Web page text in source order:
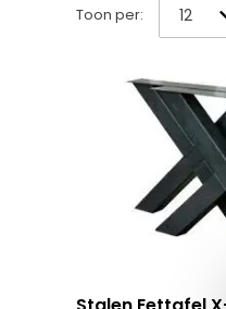
Toon per: